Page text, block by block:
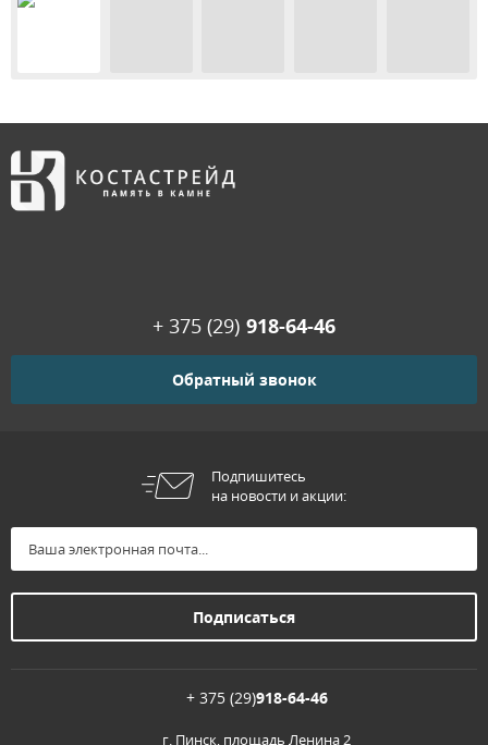
+ 375 (29) 918-64-46
Обратный звонок
Подпишитесь
на новости и акции:
+ 375 (29)918-64-46
г. Пинск, площадь Ленина 2